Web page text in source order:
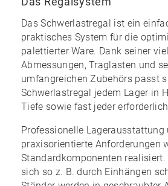
Das Schwerlastregal ist ein
praktisches System für die
palettierter Ware. Dank seiner
Abmessungen, Traglasten und
umfangreichen Zubehörs passt
Schwerlastregal jedem Lager in
Tiefe sowie fast jeder
Professionelle Lagerausstattung
praxisorientierte Anforderungen
Standardkomponenten realisiert.
sich so z. B. durch Einhängen